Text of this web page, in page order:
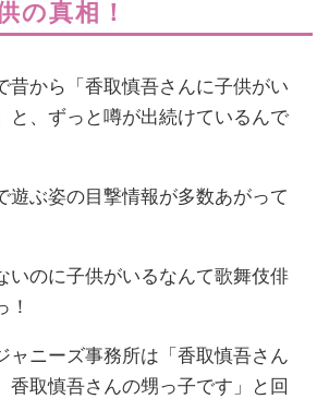
の真相！
昔から「香取慎吾さんに子供がい
と、ずっと噂が出続けているんで
遊ぶ姿の目撃情報が多数あがって
いのに子供がいるなんて歌舞伎俳
！
ャニーズ事務所は「香取慎吾さん
香取慎吾さんの甥っ子です」と回